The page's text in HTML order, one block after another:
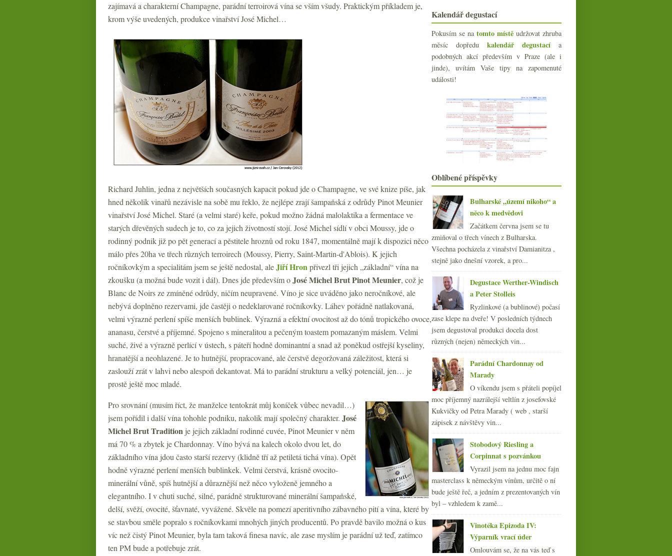
zajímavá a charakterní Champagne, parádní terroirová vína se vším všudy. Praktickým příkladem je,
krom výše uvedených, produkce vinařství José Michel…
Richard Juhlin, jedna z největších současných kapacit pokud jde o Champagne, ve své knize píše, jak
hned několik vinařů nezávisle na sobě mu řeklo, že nejlépe zrají šampaňská z odrůdy Pinot Meunier
vinařství José Michel. Staré (a velmi staré) keře, pokud možno žádná malolaktika a fermentace ve
starých dřevěných sudech je to, co za jejich životností stojí. José Michel sídlí v obci Moussy, jde o
rodinný podnik již po pět generací a pěstitele hroznů od roku 1847, momentálně mají k dispozici něco
málo přes 20ha ve třech různých terroirech (Moussy, Pierry, Saint-Martin-d'Ablois). K jejich
ročníkovkým a specialitám jsem se ještě nedostal, aleJiří Hronpřivezl tři jejich „základní“ vína na
zkoušku (a možná bude vozit i dál). Dnes jde především oJosé Michel Brut Pinot Meunier, což je
Blanc de Noirs ze zmíněné odrůdy, ničím neupravené. Víno je sice uváděno jako neročníkové, ale
nebývá doplněno rezervami, jde častěji o nedeklarované ročníkovky. Láhev pořádně natlakovaná,
velmi výrazné perlení spíše menších bublinek. Výrazná a efektní ovocitost až do tónů tropického ovoce,
ananasu, čerstvé a příjemné. Spojeno s mineralitou a pečeným toastem pomazaným máslem. Velmi
suché, živé a výrazně perlící v ústech, s páteří hodně dominantní a snad až poněkud ostřejší kyseliny,
hranatější a neohlazené. Je to hutnější, propracované, ale čerstvě degoržovaná záležitost, která si
zaslouží zrát v lahvi nebo alespoň dekantovat. Má to parádní strukturu a velký potenciál, jen… je
prostě ještě moc mladé.
Pro srovnání (musím říct, že manželce tentokrát můj koníček vůbec nevadil…)
jsem pořídil i další vína tohohle podniku, nakolik mají společný charakter. José
Michel Brut Tradition je jejich základní rodinné cuvée, Pinot Meunier v něm
má 70 % a zbytek je Chardonnay. Víno bývá na kalech okolo dvou let, do
základního vína jdou často starší rezervy (klidně tří až petiletá tichá vína). Opět
hodně výrazné perlení menších bublinkek. Velmi čerstvá, krásně ovocito-
minerální vůně, spíš hutnější a důraznější než něco vyloženě jemného a
elegantního. I v chuti suché, silné, parádně strukturované minerální šampaňské,
delší, svěží, ovocité, šťavnaté, vyvážené. Skvěle na pomezí aperitivního zábavného pití a vína, které by
se stavbou směle popralo s ročníkovkami mnohých jiných producentů. Po pravdě bavilo možná o kus
víc než čistý Pinot Meunier, byla tam taková finesa navíc, ale zase myslím je parádní už teď, zatímco
ten PM bude a potřebuje zrát.
část II.
Pinot Meunier šumivý s vinařstvím
José Michel
V8(5) nedovozová, sklizně menší,
správná výslovnos...
Týden galadegustací začal s
Dvakrát dávno vypitá Morava
Mladá vína a fajn uleželé
svatovavřinecké
Známka, apelace a Bzenecká lipka
Výsledky ankety „Máte pocit, že
některý z poslední...
Kvalita za nízkou cenu z Lidlu?
Čtyři vinaři a čtrnáct ryzlinků z
Pinot velmi starých keřů ze slevy
Ne úplně tradiční burgundy od
Leroy
Čekání na nový ročník oblíbené
frankovky
Duquesa, velké Chardonnay z Chile
USA versus Francie v knižní podobě
Ledových pět mega, Třebívlice a
Vašut v Lidlu
Beaujolais tak nějak normálně fajn
►září (19)
►srpna(23)
► července(20)
►června(21)
►května(21)
►dubna(20)
►března(23)
►února(21)
►ledna (23)
►2011(252)
►2010(249)
►2009 (249)
►2008 (270)
►2007(108)
Kalendář degustací
Pokusím se na tomto místě udržovat zhruba
měsíc dopředu kalendář degustacía
podobných akcí především v Praze (ale i
jinde), uvítám Vaše tipy na zapomenuté
události!
Oblíbené příspěvky
Bulharské „území nikoho“ a
něco k medvědovi
Začátkem června jsem se tu
zmiňoval o třech vínech z Bulharska.
Všechna pocházela z vinařství Damianitza ,
stejně jako dnešní vzorek, a pro...
Degustace Werther-Windisch
a Peter Stolleis
Ryzlinkové (a bublinové) počasí
zase klepe na dveře! V posledních týdnech
jsem degustoval produkci docela dost
různých (nejen) německých vin...
Parádní Chardonnay od
Marady
O víkendu jsem s přáteli popíjel
moc příjemný nazrálejší veltlín z josefovské
Kukvičky od Petra Marady ( web , starší
zápisek z návštěvy vin...
Stobodový Riesling a
Corpinnat s pozvánkou
Vyrazil jsem na jednu moc fajn
masterclass k německým vínům, určitě o ní
bude ještě řeč, a jedním z prezentovaných vín
byl – vzhledem k zamě...
Vinotéka Epizoda IV:
Výparník vrací úder
Omlouvám se, že na vás teď s